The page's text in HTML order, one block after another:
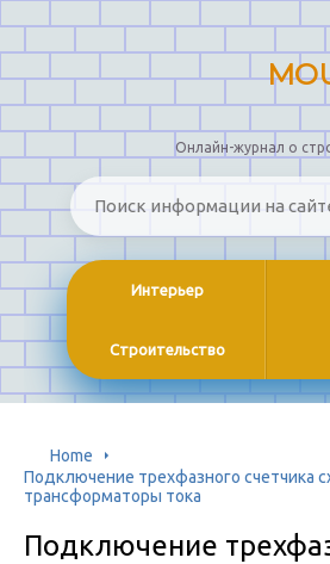
Онлайн-журнал о
Интерьер
Строительство
Home
Подключение трехфазного счетчика
трансформаторы тока
Подключение